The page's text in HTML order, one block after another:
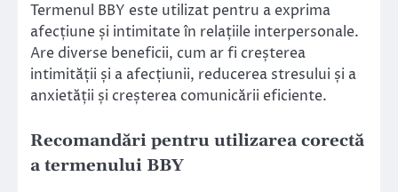
Termenul BBY este utilizat pentru a exprima
afecțiune și intimitate în relațiile interpersonale.
Are diverse beneficii, cum ar fi creșterea
intimității și a afecțiunii, reducerea stresului și a
anxietății și creșterea comunicării eficiente.
Recomandări pentru utilizarea corectă
a termenului BBY